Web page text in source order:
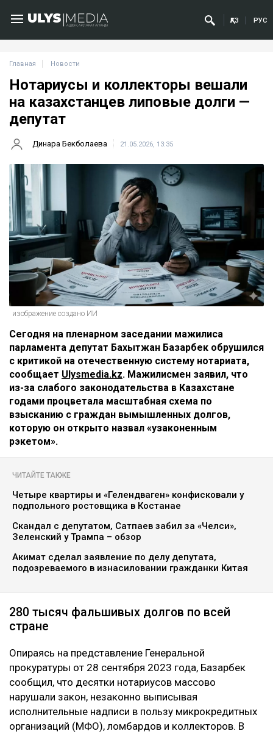
ҚАЗ РУС
Главная Новости
Нотариусы и коллекторы вешали
на казахстанцев липовые долги —
депутат
Динара Бекболаева 21.05.2026, 13:35
изображение создано ИИ
Сегодня на пленарном заседании мажилиса
парламента депутат Бахытжан Базарбек обрушился
с критикой на отечественную систему нотариата,
сообщает Ulysmedia.kz. Мажилисмен заявил, что
из-за слабого законодательства в Казахстане
годами процветала масштабная схема по
взысканию с граждан вымышленных долгов,
которую он открыто назвал «узаконенным
рэкетом».
ЧИТАЙТЕ ТАКЖЕ
Четыре квартиры и «Гелендваген» конфисковали у
подпольного ростовщика в Костанае
Скандал с депутатом, Сатпаев забил за «Челси»,
Зеленский у Трампа – обзор
Акимат сделал заявление по делу депутата,
подозреваемого в изнасиловании гражданки Китая
280 тысяч фальшивых долгов по всей
стране
Опираясь на представление Генеральной
прокуратуры от 28 сентября 2023 года, Базарбек
сообщил, что десятки нотариусов массово
нарушали закон, незаконно выписывая
исполнительные надписи в пользу микрокредитных
организаций (МФО), ломбардов и коллекторов. В